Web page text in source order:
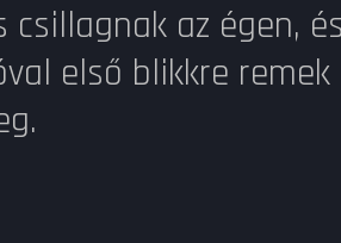
az égen,
első blikkre